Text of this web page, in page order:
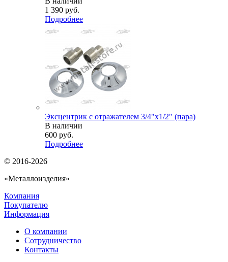
1 390 руб.
Подробнее
Эксцентрик с отражателем 3/4"х1/2" (пара)
В наличии
600 руб.
Подробнее
© 2016-2026
«Металлоизделия»
Компания
Покупателю
Информация
О компании
Сотрудничество
Контакты